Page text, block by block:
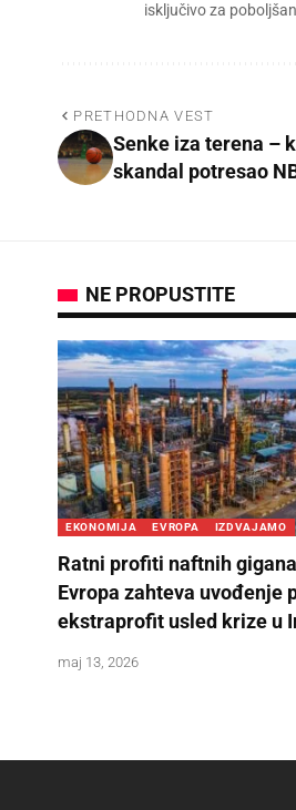
isključivo za
PRETHODNA VEST
Senke iza terena –
skandal potresao
NE PROPUSTITE
EKONOMIJA EVROPA IZDVAJAMO
Ratni profiti naftnih
Evropa zahteva uvođenje
ekstraprofit usled krize u
maj 13, 2026